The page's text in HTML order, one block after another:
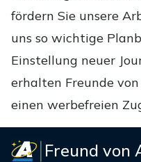
fördern Sie unsere
uns so wichtige
Einstellung neuer
erhalten Freunde
einen werbefreien
Freund von